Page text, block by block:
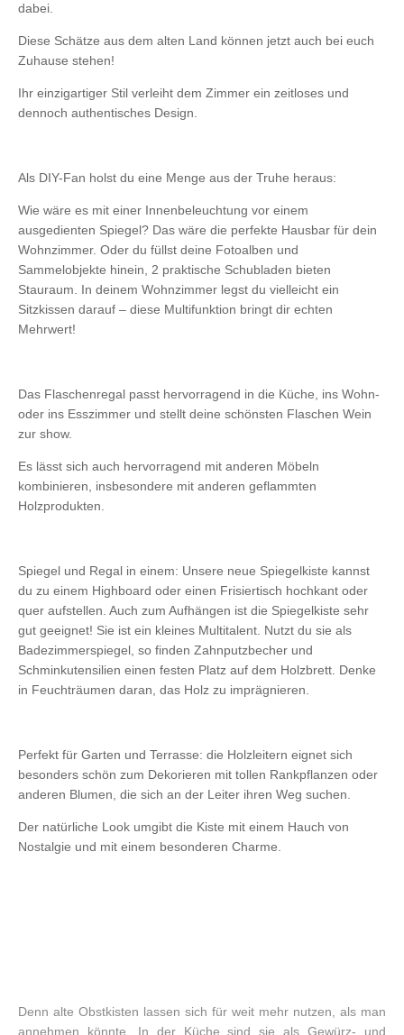
dabei.
Diese Schätze aus dem alten Land können jetzt auch bei euch
Zuhause stehen!
Ihr einzigartiger Stil verleiht dem Zimmer ein zeitloses und
dennoch authentisches Design.
Als DIY-Fan holst du eine Menge aus der Truhe heraus:
Wie wäre es mit einer Innenbeleuchtung vor einem
ausgedienten Spiegel? Das wäre die perfekte Hausbar für dein
Wohnzimmer. Oder du füllst deine Fotoalben und
Sammelobjekte hinein, 2 praktische Schubladen bieten
Stauraum. In deinem Wohnzimmer legst du vielleicht ein
Sitzkissen darauf – diese Multifunktion bringt dir echten
Mehrwert!
Das Flaschenregal passt hervorragend in die Küche, ins Wohn-
oder ins Esszimmer und stellt deine schönsten Flaschen Wein
zur show.
Es lässt sich auch hervorragend mit anderen Möbeln
kombinieren, insbesondere mit anderen geflammten
Holzprodukten.
Spiegel und Regal in einem: Unsere neue Spiegelkiste kannst
du zu einem Highboard oder einen Frisiertisch hochkant oder
quer aufstellen. Auch zum Aufhängen ist die Spiegelkiste sehr
gut geeignet! Sie ist ein kleines Multitalent. Nutzt du sie als
Badezimmerspiegel, so finden Zahnputzbecher und
Schminkutensilien einen festen Platz auf dem Holzbrett. Denke
in Feuchträumen daran, das Holz zu imprägnieren.
Perfekt für Garten und Terrasse: die Holzleitern eignet sich
besonders schön zum Dekorieren mit tollen Rankpflanzen oder
anderen Blumen, die sich an der Leiter ihren Weg suchen.
Der natürliche Look umgibt die Kiste mit einem Hauch von
Nostalgie und mit einem besonderen Charme.
Denn alte Obstkisten lassen sich für weit mehr nutzen, als man
annehmen könnte. In der Küche sind sie als Gewürz- und